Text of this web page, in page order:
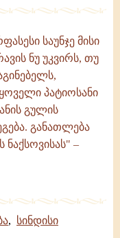
საუნჯე მისი
ნუ უკვირს, თუ
პატიოსანი
გულის
განათლება
ნაქსოვისას" –
, სინდისი